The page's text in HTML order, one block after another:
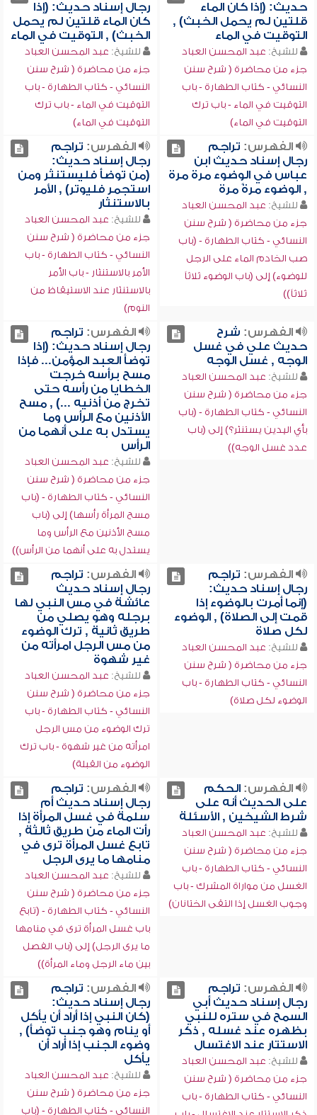
حديث: (إذا كان الماء
قلتين لم يحمل الخبث) ,
التوقيت في الماء
للشيخ: عبد المحسن العباد
جزء من محاضرة ( شرح سنن
النسائي - كتاب الطهارة - باب
التوقيت في الماء - باب ترك
التوقيت في الماء)
رجال إسناد حديث: (إذا
كان الماء قلتين لم يحمل
الخبث) , التوقيت في الماء
للشيخ: عبد المحسن العباد
جزء من محاضرة ( شرح سنن
النسائي - كتاب الطهارة - باب
التوقيت في الماء - باب ترك
التوقيت في الماء)
الفهرس: تراجم
رجال إسناد حديث ابن
عباس في الوضوء مرة مرة
, الوضوء مرةً مرة
للشيخ: عبد المحسن العباد
جزء من محاضرة ( شرح سنن
النسائي - كتاب الطهارة - (باب
صب الخادم الماء على الرجل
للوضوء) إلى (باب الوضوء ثلاثاً
ثلاثاً))
الفهرس: تراجم
رجال إسناد حديث:
(من توضأ فليستنثر ومن
استجمر فليوتر) , الأمر
بالاستنثار
للشيخ: عبد المحسن العباد
جزء من محاضرة ( شرح سنن
النسائي - كتاب الطهارة - باب
الأمر بالاستنثار - باب الأمر
بالاستنثار عند الاستيقاظ من
النوم)
الفهرس: شرح
حديث علي في غسل
الوجه , غسل الوجه
للشيخ: عبد المحسن العباد
جزء من محاضرة ( شرح سنن
النسائي - كتاب الطهارة - (باب
بأي اليدين يستنثر؟) إلى (باب
عدد غسل الوجه))
الفهرس: تراجم
رجال إسناد حديث: (إذا
توضأ العبد المؤمن... فإذا
مسح برأسه خرجت
الخطايا من رأسه حتى
تخرج من أذنيه ...) , مسح
الأذنين مع الرأس وما
يستدل به على أنهما من
الرأس
للشيخ: عبد المحسن العباد
جزء من محاضرة ( شرح سنن
النسائي - كتاب الطهارة - (باب
مسح المرأة رأسها) إلى (باب
مسح الأذنين مع الرأس وما
يستدل به على أنهما من الرأس))
الفهرس: تراجم
رجال إسناد حديث:
(إنما أمرت بالوضوء إذا
قمت إلى الصلاة) , الوضوء
لكل صلاة
للشيخ: عبد المحسن العباد
جزء من محاضرة ( شرح سنن
النسائي - كتاب الطهارة - باب
الوضوء لكل صلاة)
الفهرس: تراجم
رجال إسناد حديث
عائشة في مس النبي لها
برجله وهو يصلي من
طريق ثانية , ترك الوضوء
من مس الرجل امرأته من
غير شهوة
للشيخ: عبد المحسن العباد
جزء من محاضرة ( شرح سنن
النسائي - كتاب الطهارة - باب
ترك الوضوء من مس الرجل
امرأته من غير شهوة - باب ترك
الوضوء من القبلة)
الفهرس:الحكم
على الحديث أنه على
شرط الشيخين , الأسئلة
للشيخ: عبد المحسن العباد
جزء من محاضرة ( شرح سنن
النسائي - كتاب الطهارة - باب
الغسل من مواراة المشرك - باب
وجوب الغسل إذا التقى الختانان)
الفهرس: تراجم
رجال إسناد حديث أم
سلمة في غسل المرأة إذا
رأت الماء من طريق ثالثة ,
تابع غسل المرأة ترى في
منامها ما يرى الرجل
للشيخ: عبد المحسن العباد
جزء من محاضرة ( شرح سنن
النسائي - كتاب الطهارة - (تابع
باب غسل المرأة ترى في منامها
ما يرى الرجل) إلى (باب الفصل
بين ماء الرجل وماء المرأة))
الفهرس: تراجم
رجال إسناد حديث أبي
السمح في ستره للنبي
بظهره عند غسله , ذكر
الاستتار عند الاغتسال
للشيخ: عبد المحسن العباد
جزء من محاضرة ( شرح سنن
النسائي - كتاب الطهارة - باب
الفهرس: تراجم
رجال إسناد حديث:
(كان النبي إذا أراد أن يأكل
أو ينام وهو جنب توضأ) ,
وضوء الجنب إذا أراد أن
يأكل
للشيخ: عبد المحسن العباد
جزء من محاضرة ( شرح سنن
النسائي - كتاب الطهارة - (باب